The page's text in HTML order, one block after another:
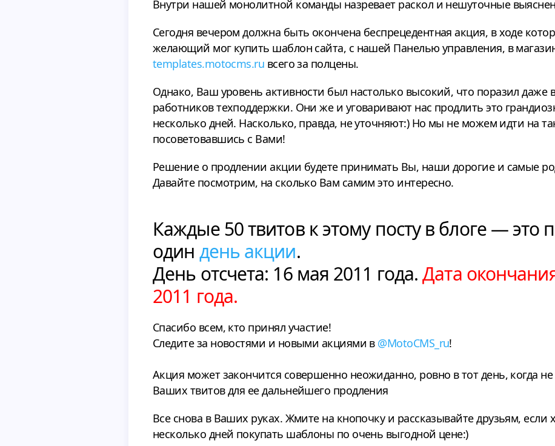
Внутри нашей монолитной команды назревает раскол и нешуточные
Сегодня вечером должна быть окончена беспрецедентная акция, в ходе
желающий мог купить шаблон сайта, с нашей Панелью управления, в
templates.motocms.ru всего за полцены.
Однако, Ваш уровень активности был настолько высокий, что поразил даже
работников техподдержки. Они же и уговаривают нас продлить это
несколько дней. Насколько, правда, не уточняют:) Но мы не можем идти на
посоветовавшись с Вами!
Решение о продлении акции будете принимать Вы, наши дорогие и самые
Давайте посмотрим, на сколько Вам самим это интересно.
Каждые 50 твитов к этому посту в блоге — это
один день акции.
День отсчета: 16 мая 2011 года.Дата
2011 года.
Спасибо всем, кто принял участие!
Следите за новостями и новыми акциями в @MotoCMS_ru!
Акция может закончится совершенно неожиданно, ровно в тот день, когда не
Ваших твитов для ее дальнейшего продления
Все снова в Ваших руках. Жмите на кнопочку и рассказывайте друзьям, если
несколько дней покупать шаблоны по очень выгодной цене:)